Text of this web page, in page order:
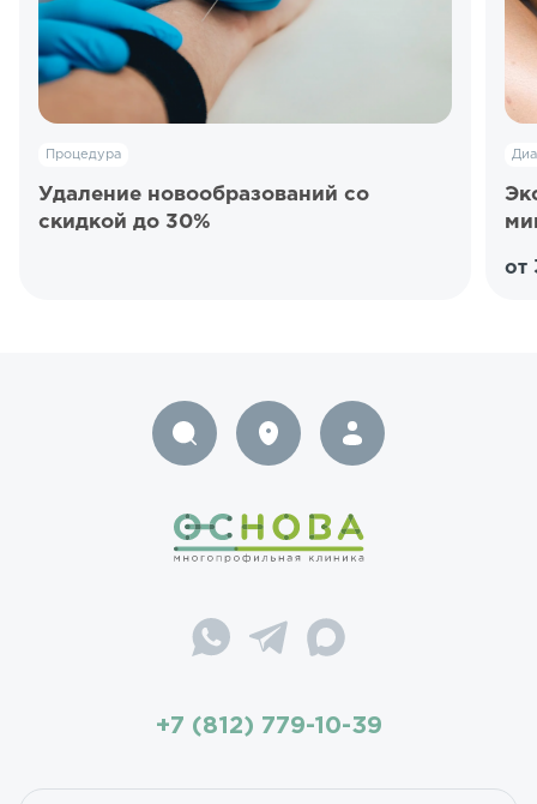
Процедура
Удаление новообразований со
скидкой до 30%
от
+7 (812) 779-10-39